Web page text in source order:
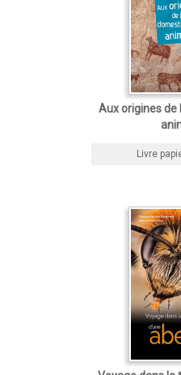
Aux origines
Livre